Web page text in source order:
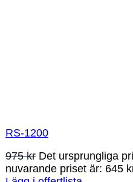
RS-1200
975kr Det ursprungliga
nuvarande priset är: 645